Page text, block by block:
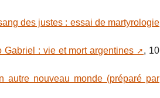
des justes : essai de martyrologie
: vie et mort argentines
, 10
autre nouveau monde (préparé par